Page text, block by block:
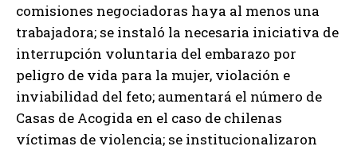
comisiones negociadoras haya al menos una
trabajadora; se instaló la necesaria iniciativa de
interrupción voluntaria del embarazo por
peligro de vida para la mujer, violación e
inviabilidad del feto; aumentará el número de
Casas de Acogida en el caso de chilenas
víctimas de violencia; se institucionalizaron